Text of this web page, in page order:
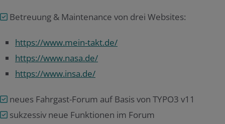
Betreuung & Maintenance von drei Websites:
https://www.mein-takt.de/
https://www.nasa.de/
https://www.insa.de/
neues Fahrgast-Forum auf Basis von TYPO3 v11
sukzessiv neue Funktionen im Forum